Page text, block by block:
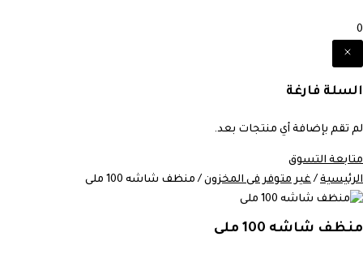
0
السلة فارغة
لم تقم بإضافة أي منتجات بعد.
متابعة التسوق
الرئيسية /غير متوفر فى المخزون / منظف شاشه 100 ملى
منظف شاشه 100 ملى